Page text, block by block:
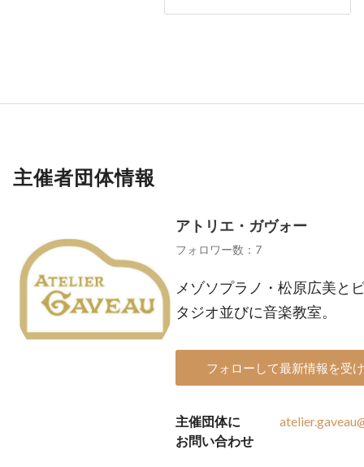
主催者団体情報
アトリエ・ガヴォー
フォロワー数：7
メゾソプラノ・松原広美と
タジオ並びに音楽教室。
フォローして最新情報を受
主催団体に
お問い合わせ